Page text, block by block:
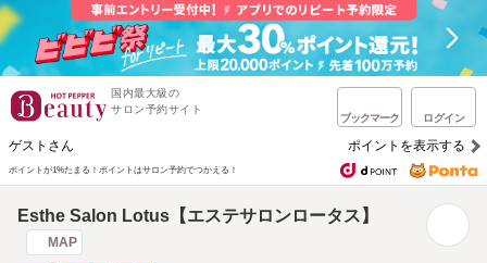
国内最大級の
サロン予約サイト
ブックマーク ログイン
ゲストさん ポイントを表示する
ポイントが1%たまる！ ポイントはサロン予約でつかえる！
Esthe Salon Lotus【エステサロンロータス】
MAP